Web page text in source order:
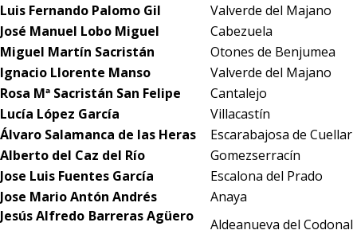
Luis Fernando Palomo Gil
Valverde del Majano
José Manuel Lobo Miguel
Cabezuela
Miguel Martín Sacristán
Otones de Benjumea
Ignacio Llorente Manso
Valverde del Majano
Rosa Mª Sacristán San Felipe
Cantalejo
Lucía López García
Villacastín
Álvaro Salamanca de las Heras
Escarabajosa de Cuellar
Alberto del Caz del Río
Gomezserracín
Jose Luis Fuentes García
Escalona del Prado
Jose Mario Antón Andrés
Anaya
Jesús Alfredo Barreras Agüero Aldeanueva del Codonal